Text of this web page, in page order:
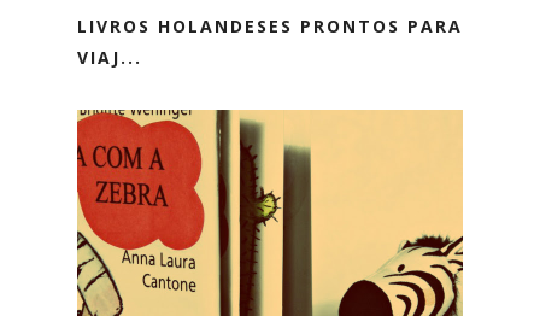
LIVROS HOLANDESES PRONTOS PARA
VIAJ...